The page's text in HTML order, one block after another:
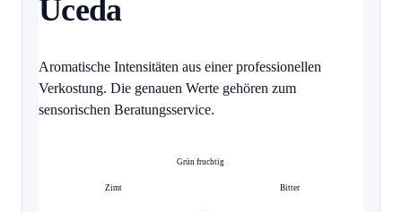
Uceda
Aromatische Intensitäten aus einer professionellen
Verkostung. Die genauen Werte gehören zum
sensorischen Beratungsservice.
Grün fruchtig
Bitter
Zimt